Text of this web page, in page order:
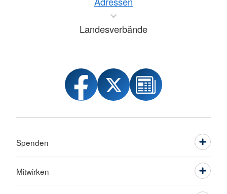
Landesverbände
Spenden
Mitwirken